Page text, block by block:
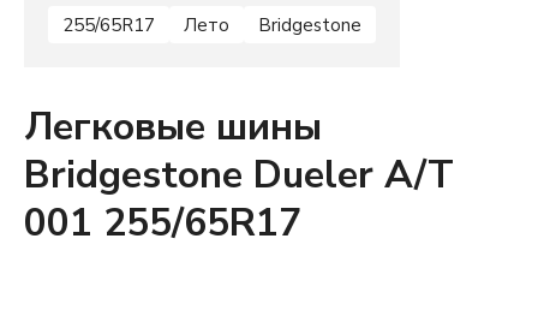
255/65R17 Лето Bridgestone
Легковые шины
Bridgestone Dueler A/T
001 255/65R17